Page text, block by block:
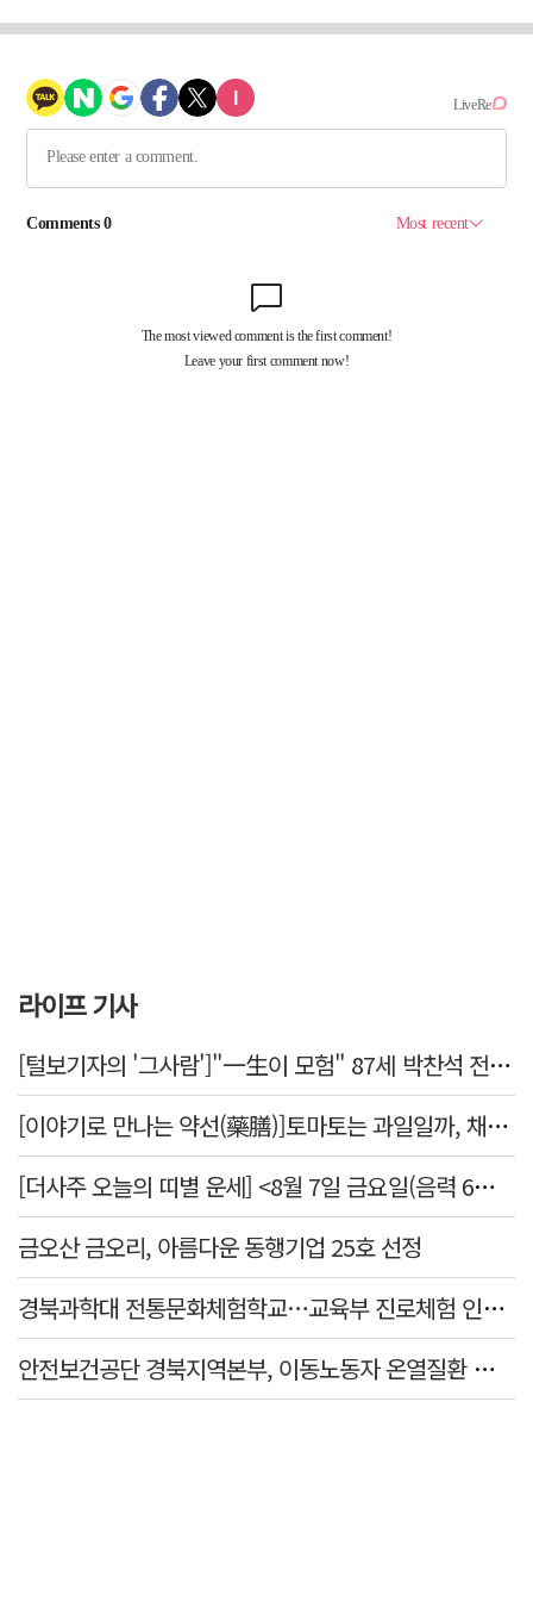
라이프 기사
[털보기자의 '그사람']"一生이 모험" 87세 박찬석 전 경북대 총장
[이야기로 만나는 약선(藥膳)]토마토는 과일일까, 채소일까
[더사주 오늘의 띠별 운세] <8월 7일 금요일(음력 6월25일)>
금오산 금오리, 아름다운 동행기업 25호 선정
경북과학대 전통문화체험학교…교육부 진로체험 인증기관 선정
안전보건공단 경북지역본부, 이동노동자 온열질환 예방 캠페인